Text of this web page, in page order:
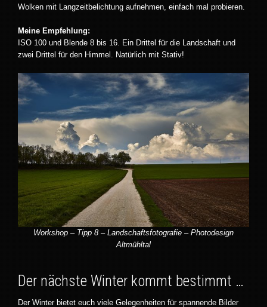
Wolken mit Langzeitbelichtung aufnehmen, einfach mal probieren.
Meine Empfehlung:
ISO 100 und Blende 8 bis 16. Ein Drittel für die Landschaft und
zwei Drittel für den Himmel. Natürlich mit Stativ!
Workshop – Tipp 8 – Landschaftsfotografie – Photodesign
Altmühltal
Der nächste Winter kommt bestimmt …
Der Winter bietet euch viele Gelegenheiten für spannende Bilder